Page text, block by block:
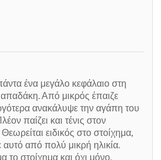
ένα μεγάλο κεφάλαιο στη
Από μικρός έπαιζε
ανακάλυψε την αγάπη του
παίζει και τένις στον
ειδικός στο στοίχημα,
αυτό από πολύ μικρή ηλικία.
το στοίχημα και όχι μόνο.